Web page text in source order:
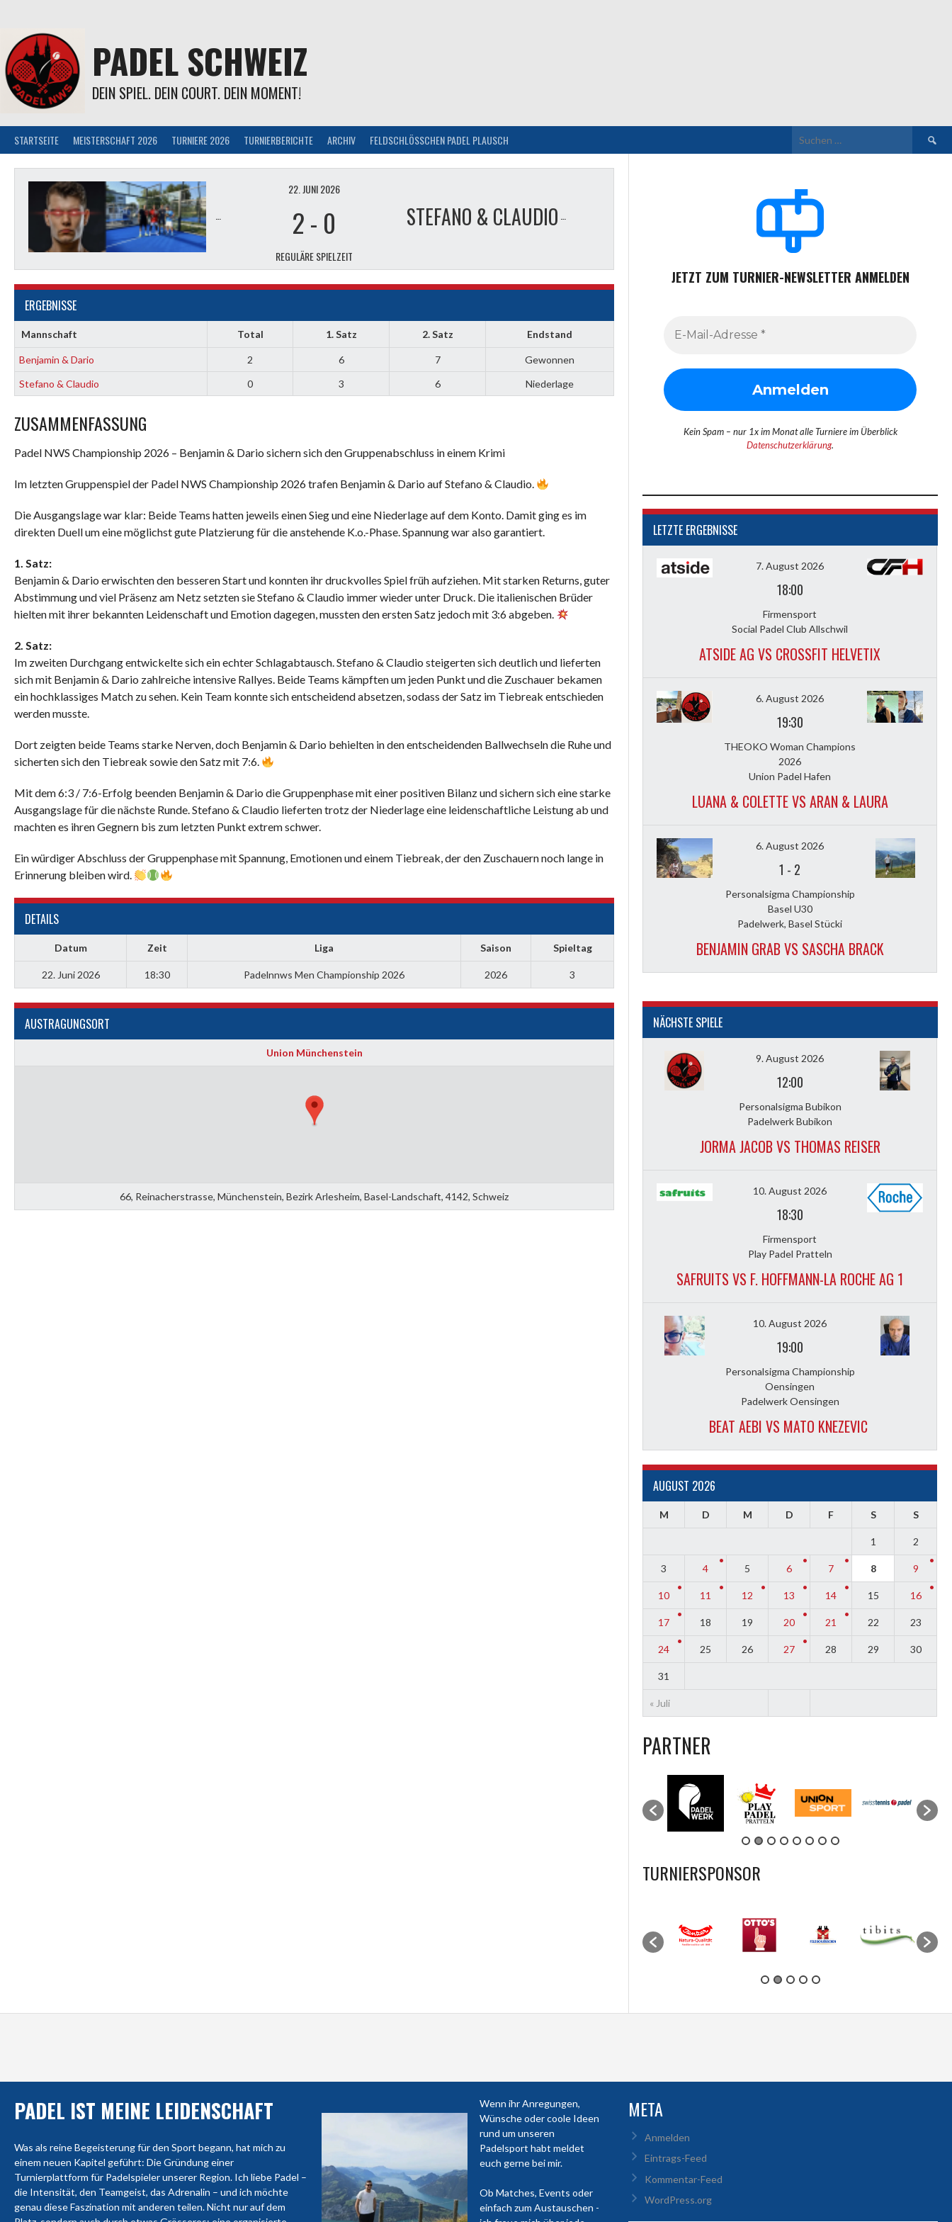
Inhalt
PADEL SCHWEIZ
DEIN SPIEL. DEIN COURT. DEIN MOMENT!
STARTSEITE MEISTERSCHAFT 2026 TURNIERE 2026 TURNIERBERICHTE ARCHIV FELDSCHLÖSSCHEN PADEL PLAUSCH
Suchen
nach:
BENJAMIN & DARIO STEFANO & CLAUDIO
22. JUNI 2026
2- 0
REGULÄRE SPIELZEIT
ERGEBNISSE
Mannschaft Total 1. Satz 2. Satz Endstand
Benjamin & Dario 2 6 7
Gewonnen
Stefano & Claudio
0 3 6 Niederlage
ZUSAMMENFASSUNG
Padel NWS Championship 2026 – Benjamin & Dario sichern sich den Gruppenabschluss in einem Krimi
Im letzten Gruppenspiel der Padel NWS Championship 2026 trafen Benjamin & Dario auf Stefano & Claudio.
Die Ausgangslage war klar: Beide Teams hatten jeweils einen Sieg und eine Niederlage auf dem Konto. Damit ging es im
direkten Duell um eine möglichst gute Platzierung für die anstehende K.o.-Phase. Spannung war also garantiert.
1. Satz:
Benjamin & Dario erwischten den besseren Start und konnten ihr druckvolles Spiel früh aufziehen. Mit starken Returns, guter
Abstimmung und viel Präsenz am Netz setzten sie Stefano & Claudio immer wieder unter Druck. Die italienischen Brüder
hielten mit ihrer bekannten Leidenschaft und Emotion dagegen, mussten den ersten Satz jedoch mit 3:6 abgeben.
2. Satz:
Im zweiten Durchgang entwickelte sich ein echter Schlagabtausch. Stefano & Claudio steigerten sich deutlich und lieferten
sich mit Benjamin & Dario zahlreiche intensive Rallyes. Beide Teams kämpften um jeden Punkt und die Zuschauer bekamen
ein hochklassiges Match zu sehen. Kein Team konnte sich entscheidend absetzen, sodass der Satz im Tiebreak entschieden
werden musste.
Dort zeigten beide Teams starke Nerven, doch Benjamin & Dario behielten in den entscheidenden Ballwechseln die Ruhe und
sicherten sich den Tiebreak sowie den Satz mit 7:6.
Mit dem 6:3 / 7:6-Erfolg beenden Benjamin & Dario die Gruppenphase mit einer positiven Bilanz und sichern sich eine starke
Ausgangslage für die nächste Runde. Stefano & Claudio lieferten trotz der Niederlage eine leidenschaftliche Leistung ab und
machten es ihren Gegnern bis zum letzten Punkt extrem schwer.
Ein würdiger Abschluss der Gruppenphase mit Spannung, Emotionen und einem Tiebreak, der den Zuschauern noch lange in
Erinnerung bleiben wird.
DETAILS
Datum Zeit Liga Saison Spieltag
22. Juni 2026 18:30 Padelnnws Men Championship 2026 2026 3
AUSTRAGUNGSORT
Union Münchenstein
66, Reinacherstrasse, Münchenstein, Bezirk Arlesheim, Basel-Landschaft, 4142, Schweiz
JETZT ZUM TURNIER-NEWSLETTER ANMELDEN
Kein Spam – nur 1x im Monat alle Turniere im Überblick
Datenschutzerklärung.
LETZTE ERGEBNISSE
7. August 2026
18:00
Firmensport
Social Padel Club Allschwil
ATSIDE AG VS CROSSFIT HELVETIX
6. August 2026
19:30
THEOKO Woman Champions
2026
Union Padel Hafen
LUANA & COLETTE VS ARAN & LAURA
6. August 2026
1 - 2
Personalsigma Championship
Basel U30
Padelwerk, Basel Stücki
BENJAMIN GRAB VS SASCHA BRACK
NÄCHSTE SPIELE
9. August 2026
12:00
Personalsigma Bubikon
Padelwerk Bubikon
JORMA JACOB VS THOMAS REISER
10. August 2026
18:30
Firmensport
Play Padel Pratteln
SAFRUITS VS F. HOFFMANN-LA ROCHE AG 1
10. August 2026
19:00
Personalsigma Championship
Oensingen
Padelwerk Oensingen
BEAT AEBI VS MATO KNEZEVIC
AUGUST 2026
M D M D F S S
« Juli
1 2
3 4 5 6 7 8 9
10 11 12 13 14 15 16
17 18 19 20 21 22 23
24 25 26 27 28 29 30
31
PARTNER
TURNIERSPONSOR
PADEL IST MEINE LEIDENSCHAFT
Was als reine Begeisterung für den Sport begann, hat mich zu
einem neuen Kapitel geführt: Die Gründung einer
Turnierplattform für Padelspieler unserer Region. Ich liebe Padel –
die Intensität, den Teamgeist, das Adrenalin – und ich möchte
genau diese Faszination mit anderen teilen. Nicht nur auf dem
Wenn ihr Anregungen,
Wünsche oder coole Ideen
rund um unseren
Padelsport habt meldet
euch gerne bei mir.
Ob Matches, Events oder
einfach zum Austauschen -
META
Anmelden
Eintrags-Feed
Kommentar-Feed
WordPress.org